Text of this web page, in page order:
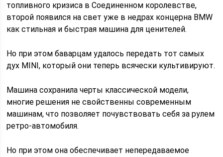
топливного кризиса в Соединенном королевстве,
второй появился на свет уже в недрах концерна BMW
как стильная и быстрая машина для ценителей.
Но при этом баварцам удалось передать тот самых
дух MINI, который они теперь всячески культивируют.
Машина сохранила черты классической модели,
многие решения не свойственны современным
машинам, что позволяет почувствовать себя за рулем
ретро-автомобиля.
Но при этом она обеспечивает непередаваемое